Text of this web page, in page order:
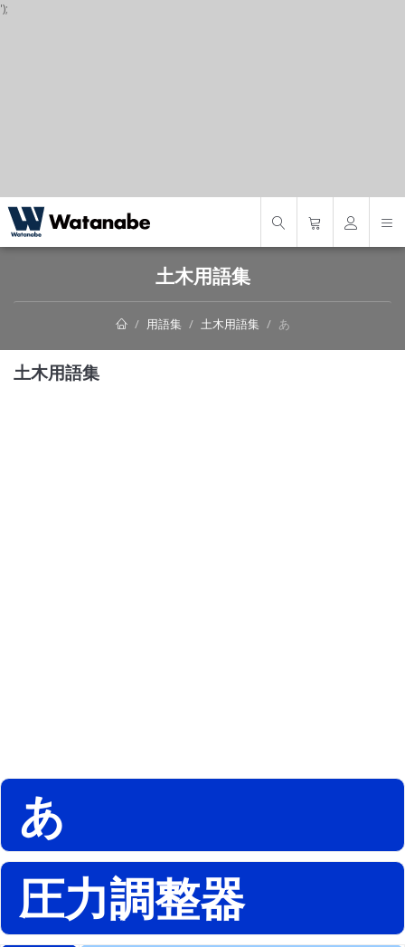
');
土木用語集
用語集 土木用語集 あ
土木用語集
あ
圧力調整器